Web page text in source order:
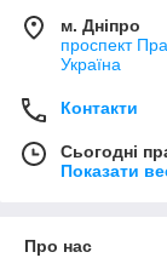
м. Дніпро
проспект
Україна
Контакти
Сьогодні
Показати
Про нас